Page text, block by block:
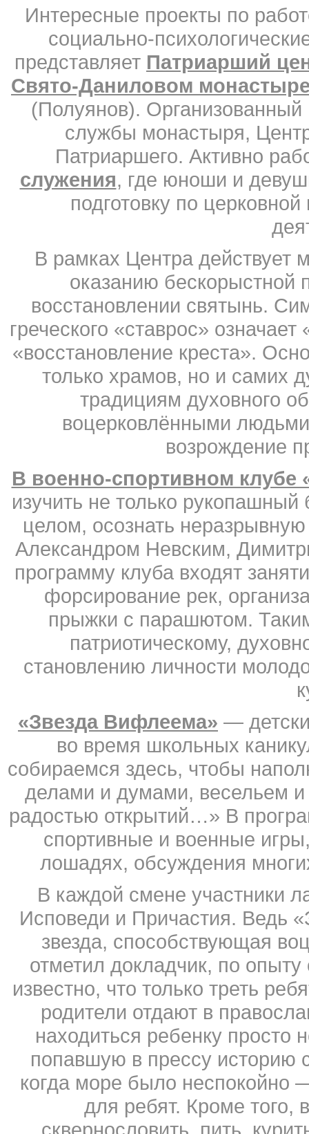
Интересные проекты по
социально-
представляет Патриарший
Свято-Даниловом
(Полуянов). Организованный
службы монастыря,
Патриаршего. Активно
служения, где юноши и
подготовку по
В рамках Центра действует
оказанию
восстановлении святынь.
греческого «ставрос»
«восстановление креста».
только храмов, но и самих
традициям духовного
воцерковлёнными
возрождение
В военно-спортивном клубе
изучить не только
целом, осознать
Александром Невским,
программу клуба входят
форсирование рек,
прыжки с парашютом.
патриотическому,
становлению личности
«Звезда Вифлеема» —
во время школьных
собираемся здесь, чтобы
делами и думами, весельем
радостью открытий…» В
спортивные и военные
лошадях, обсуждения
В каждой смене участники
Исповеди и Причастия. Ведь
звезда, способствующая
отметил докладчик, по
известно, что только треть
родители отдают в
находиться ребенку просто
попавшую в прессу
когда море было неспокойно
для ребят. Кроме того,